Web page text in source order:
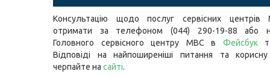
Консультацію щодо послуг сервісних
отримати за телефоном (044) 290-19-88 або
Головного сервісного центру МВС в Фейсбук
Відповіді на найпоширеніші питання та
черпайте на сайті.